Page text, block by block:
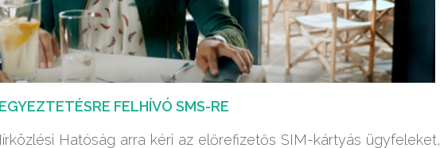
FELHÍVÓ SMS-RE
Hatóság arra kéri az előrefizetős SIM-kártyás ügyfeleket,